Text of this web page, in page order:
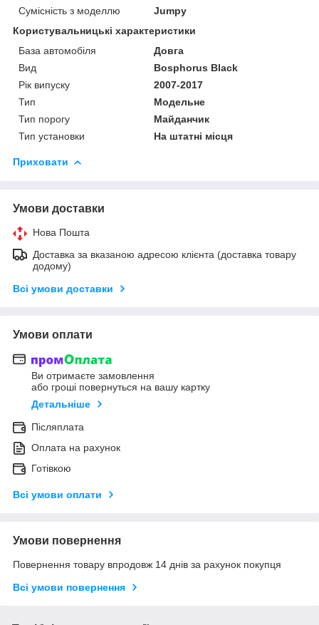
Сумісність з моделлю
Jumpy
Користувальницькі характеристики
База автомобіля
Довга
Вид
Bosphorus Black
Рік випуску
2007-2017
Тип
Модельне
Тип порогу
Майданчик
Тип установки
На штатні місця
Приховати
Умови доставки
Нова Пошта
Доставка за вказаною адресою клієнта (доставка товару
додому)
Всі умови доставки
Умови оплати
Ви отримаєте замовлення
або гроші повернуться на вашу картку
Детальніше
Післяплата
Оплата на рахунок
Готівкою
Всі умови оплати
Умови повернення
Повернення товару впродовж 14 днів за рахунок покупця
Всі умови повернення